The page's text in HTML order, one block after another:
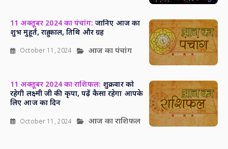
11 अक्तूबर 2024 का पंचांग: जानिए आज का
शुभ मुहूर्त, राहु काल, तिथि और ग्रह
October 11, 2024 आज का पंचांग
11 अक्तूबर 2024 का राशिफल: शुक्रवार को
रहेगी लक्ष्मी जी की कृपा, पढ़ें कैसा रहेगा आपके
लिए आज का दिन
October 11, 2024 आज का राशिफल